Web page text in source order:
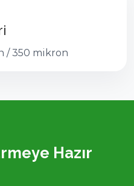
/ 350 mikron
Hazır